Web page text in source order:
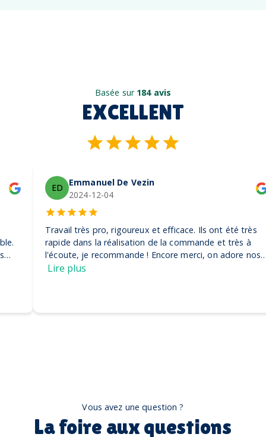
Basée sur 184 avis
EXCELLENT
Emmanuel De Vezin
2024-12-04
Travail très pro, rigoureux et efficace. Ils ont été très
rapide dans la réalisation de la commande et très à
l'écoute, je recommande ! Encore merci, on adore nos
casquettes
Lire plus
Vous avez une question ?
La foire aux questions